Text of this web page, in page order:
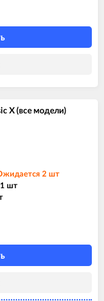
X (все модели)
2 шт
1 шт